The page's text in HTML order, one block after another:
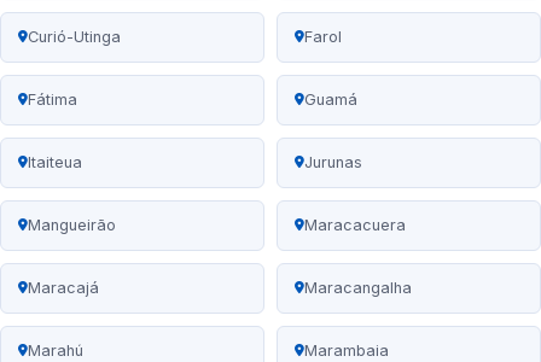
Curió-Utinga Farol
Fátima Guamá
Itaiteua Jurunas
Mangueirão Maracacuera
Maracajá Maracangalha
Marahú Marambaia